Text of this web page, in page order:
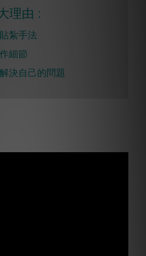
理由 :
紮手法
細節
決自己的問題